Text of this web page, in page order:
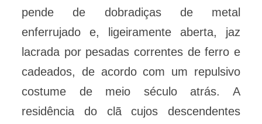
pende de dobradiças de metal
enferrujado e, ligeiramente aberta, jaz
lacrada por pesadas correntes de ferro e
cadeados, de acordo com um repulsivo
costume de meio século atrás. A
residência do clã cujos descendentes